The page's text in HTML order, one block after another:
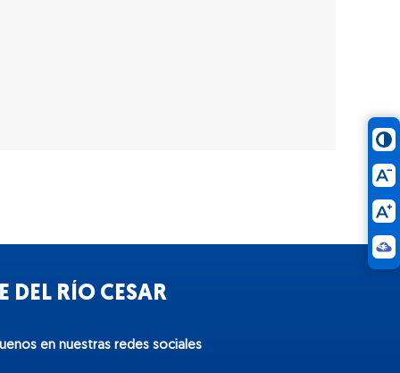
DEL RÍO CESAR
en nuestras redes sociales